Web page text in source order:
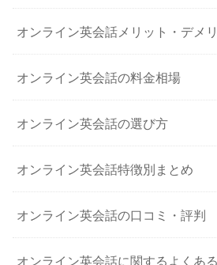
オンライン英会話メリット・デメ
オンライン英会話の料金相場
オンライン英会話の選び方
オンライン英会話特徴別まとめ
オンライン英会話の口コミ・評判
オンライン英会話に関するよくあ